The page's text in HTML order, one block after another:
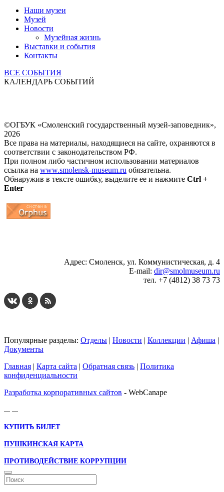
Наши музеи
Музей
Новости
Музейная жизнь
Выставки и события
Контакты
ВСЕ СОБЫТИЯ
КАЛЕНДАРЬ СОБЫТИЙ
©ОГБУК «Смоленский государственный музей-заповедник»,
2026
Все права на материалы, находящиеся на сайте, охраняются в
соответствии с законодательством РФ.
При полном либо частичном использовании материалов
ссылка на www.smolensk-museum.ru обязательна.
Обнаружив в тексте ошибку, выделите ее и нажмите Ctrl +
Enter
Адрес: Смоленск, ул. Коммунистическая, д. 4
E-mail: dir@smolmuseum.ru
тел. +7 (4812) 38 73 73
Популярные разделы: Отделы | Новости | Коллекции | Афиша |
Документы
Главная | Карта сайта | Обратная связь | Политика
конфиденциальности
Разработка корпоративных сайтов - WebCanape
... ...
КУПИТЬ БИЛЕТ
ПУШКИНСКАЯ КАРТА
ПРОТИВОДЕЙСТВИЕ КОРРУПЦИИ